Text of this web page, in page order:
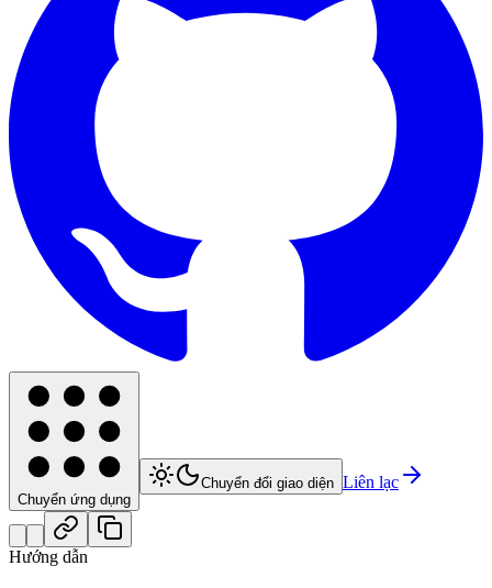
Chuyển ứng dụng
Chuyển đổi giao diện Liên lạc
Hướng dẫn